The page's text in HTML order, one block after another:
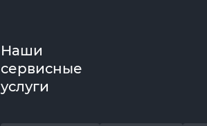
Наши
сервисные
услуги